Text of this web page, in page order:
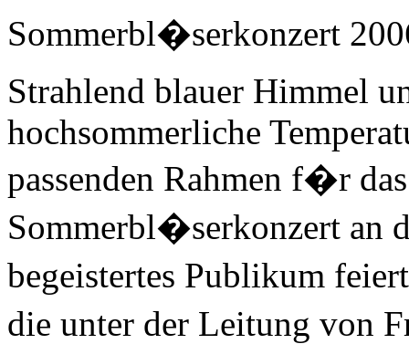
Sommerbl�serkonzert
Strahlend blauer Himmel
hochsommerliche
passenden Rahmen f�r
Sommerbl�serkonzert an
begeistertes Publikum
die unter der Leitung von